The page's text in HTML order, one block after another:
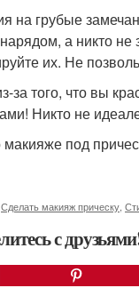
грубые
а никто не
их. Не
за того, что вы
Никто не
под
Сделать макияж прическу
с